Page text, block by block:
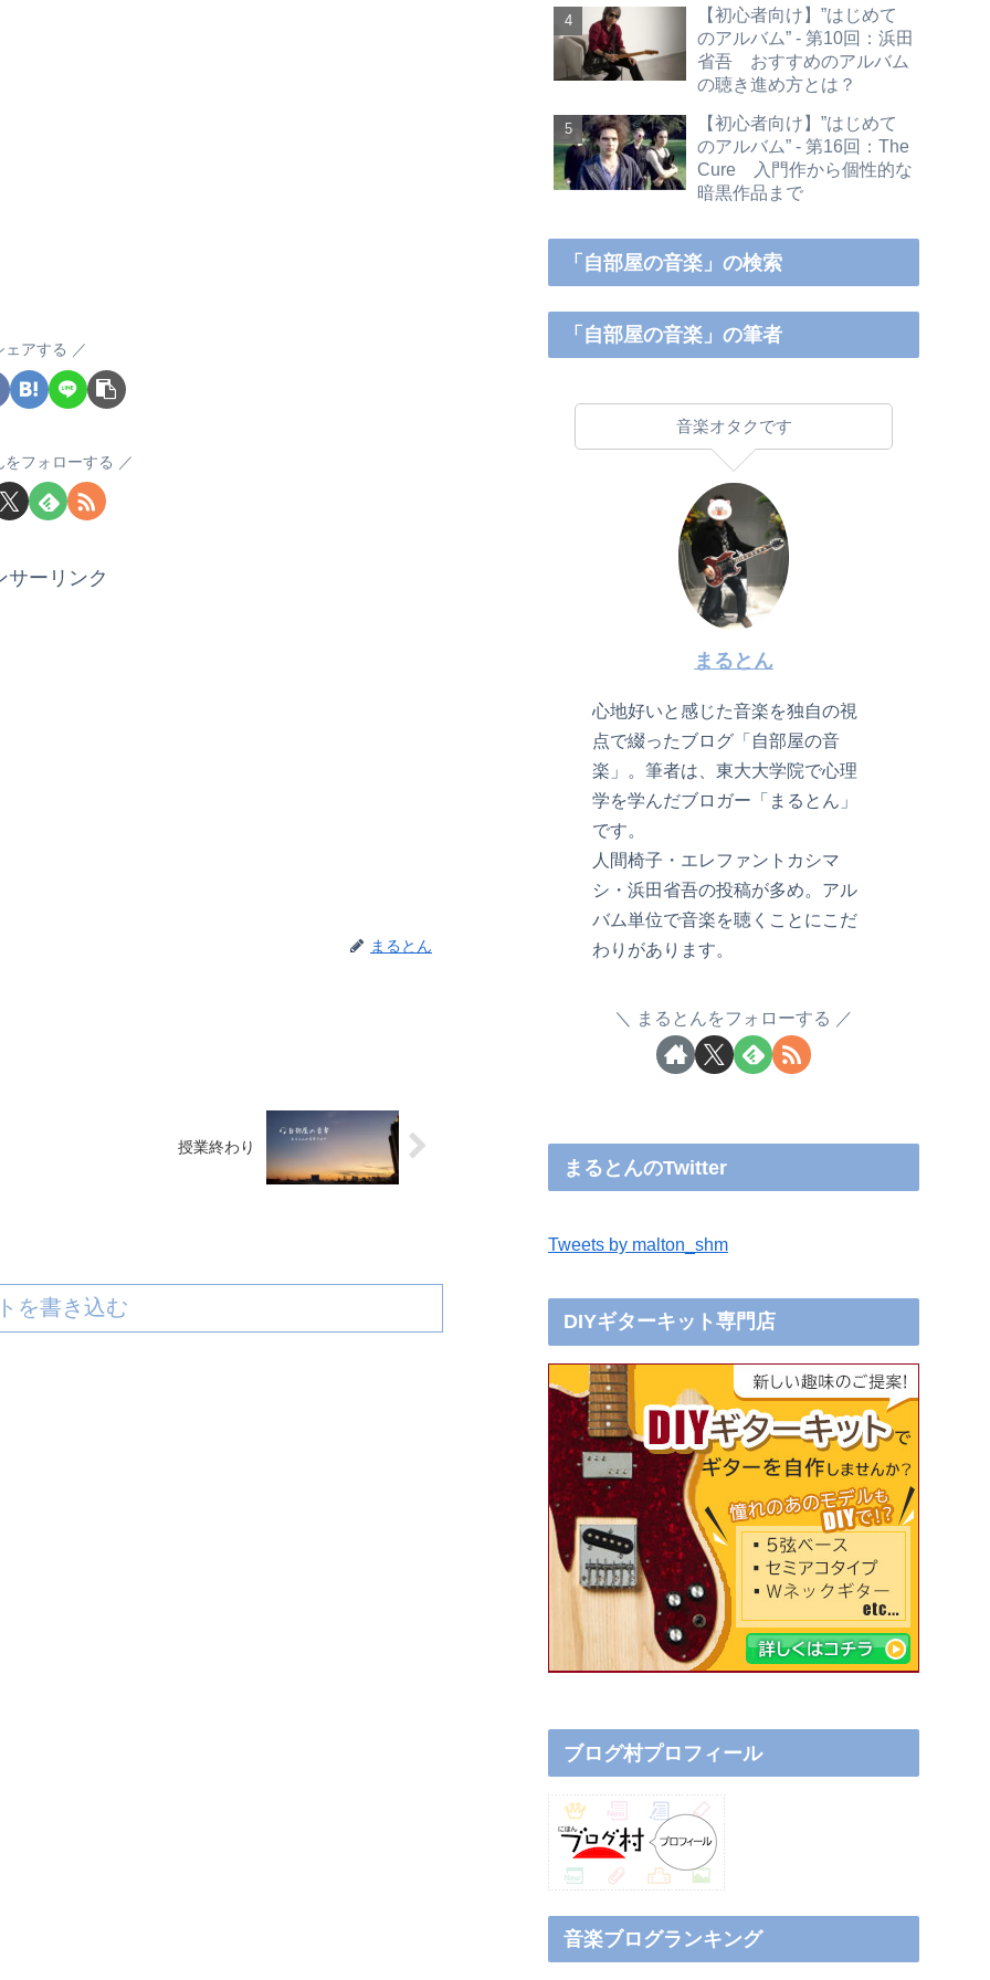
ェアする
をフォローする
サーリンク
まるとん
授業終わり
を書き込む
【初心者向け】”はじめて
のアルバム” - 第10回：浜田
省吾 おすすめのアルバム
の聴き進め方とは？
【初心者向け】”はじめて
のアルバム” - 第16回：The
Cure 入門作から個性的な
暗黒作品まで
「自部屋の音楽」の検索
「自部屋の音楽」の筆者
音楽オタクです
まるとん
心地好いと感じた音楽を独自の視
点で綴ったブログ「自部屋の音
楽」。筆者は、東大大学院で心理
学を学んだブロガー「まるとん」
です。
人間椅子・エレファントカシマ
シ・浜田省吾の投稿が多め。アル
バム単位で音楽を聴くことにこだ
わりがあります。
まるとんをフォローする
まるとんのTwitter
Tweets by malton_shm
DIYギターキット専門店
ブログ村プロフィール
音楽ブログランキング